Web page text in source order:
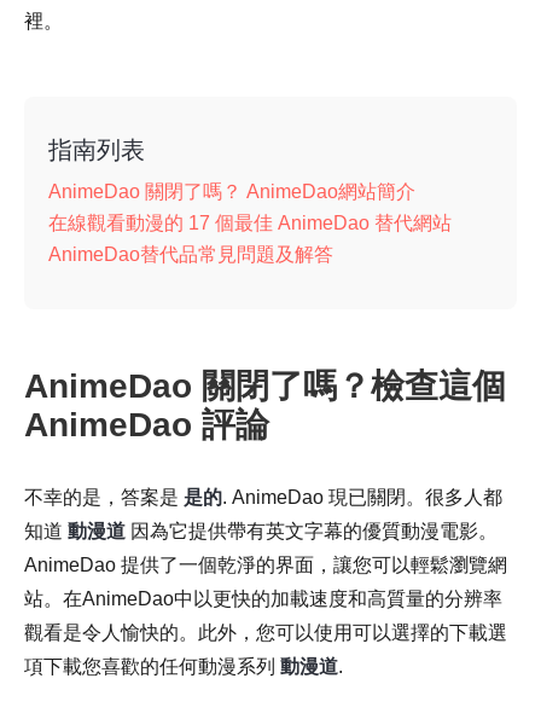
裡。
指南列表
AnimeDao 關閉了嗎？ AnimeDao網站簡介
在線觀看動漫的 17 個最佳 AnimeDao 替代網站
AnimeDao替代品常見問題及解答
AnimeDao 關閉了嗎？檢查這個
AnimeDao 評論
不幸的是，答案是 是的. AnimeDao 現已關閉。很多人都
知道 動漫道 因為它提供帶有英文字幕的優質動漫電影。
AnimeDao 提供了一個乾淨的界面，讓您可以輕鬆瀏覽網
站。在AnimeDao中以更快的加載速度和高質量的分辨率
觀看是令人愉快的。此外，您可以使用可以選擇的下載選
項下載您喜歡的任何動漫系列 動漫道.